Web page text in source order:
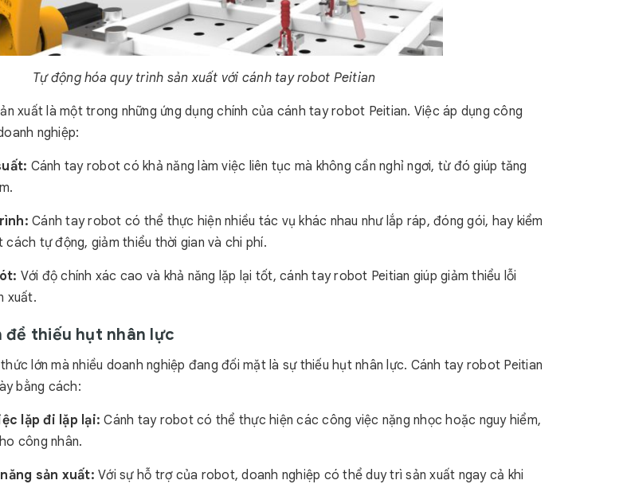
Tự động hóa quy trình sản xuất với cánh tay robot Peitian
xuất là một trong những ứng dụng chính của cánh tay robot Peitian. Việc áp dụng công
nghiệp:
Cánh tay robot có khả năng làm việc liên tục mà không cần nghỉ ngơi, từ đó giúp tăng
Cánh tay robot có thể thực hiện nhiều tác vụ khác nhau như lắp ráp, đóng gói, hay kiểm
tự động, giảm thiểu thời gian và chi phí.
Với độ chính xác cao và khả năng lặp lại tốt, cánh tay robot Peitian giúp giảm thiểu lỗi
xuất.
đề thiếu hụt nhân lực
lớn mà nhiều doanh nghiệp đang đối mặt là sự thiếu hụt nhân lực. Cánh tay robot Peitian
bằng cách:
lặp đi lặp lại:Cánh tay robot có thể thực hiện các công việc nặng nhọc hoặc nguy hiểm,
công nhân.
sản xuất: Với sự hỗ trợ của robot, doanh nghiệp có thể duy trì sản xuất ngay cả khi